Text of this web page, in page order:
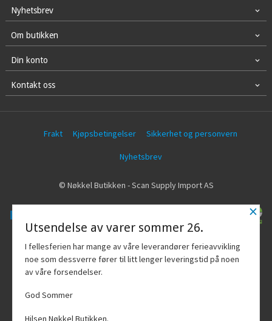
Nyhetsbrev
Om butikken
Din konto
Kontakt oss
Frakt Kjøpsbetingelser Sikkerhet og personvern
Nyhetsbrev
© Nøkkel Butikken - Scan Supply Import AS
Vår nettbutikk bruker cookies slik at du
får en bedre kjøpsopplevelse og vi kan
yte deg bedre service. Vi bruker cookies
hovedsaklig til å lagre
×
Utsendelse av varer sommer 26.
I fellesferien har mange av våre leverandører ferieavvikling
noe som dessverre fører til litt lenger leveringstid på noen
av våre forsendelser.
God Sommer
Hilsen Nøkkel Butikken.